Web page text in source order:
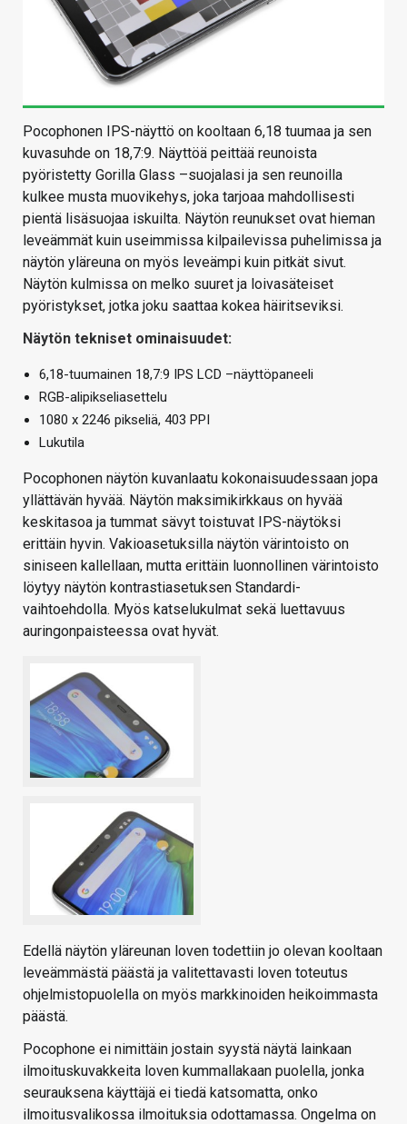
Pocophonen IPS-näyttö on kooltaan 6,18 tuumaa ja sen
kuvasuhde on 18,7:9. Näyttöä peittää reunoista
pyöristetty Gorilla Glass –suojalasi ja sen reunoilla
kulkee musta muovikehys, joka tarjoaa mahdollisesti
pientä lisäsuojaa iskuilta. Näytön reunukset ovat hieman
leveämmät kuin useimmissa kilpailevissa puhelimissa ja
näytön yläreuna on myös leveämpi kuin pitkät sivut.
Näytön kulmissa on melko suuret ja loivasäteiset
pyöristykset, jotka joku saattaa kokea häiritseviksi.
Näytön tekniset ominaisuudet:
6,18-tuumainen 18,7:9 IPS LCD –näyttöpaneeli
RGB-alipikseliasettelu
1080 x 2246 pikseliä, 403 PPI
Lukutila
Pocophonen näytön kuvanlaatu kokonaisuudessaan jopa
yllättävän hyvää. Näytön maksimikirkkaus on hyvää
keskitasoa ja tummat sävyt toistuvat IPS-näytöksi
erittäin hyvin. Vakioasetuksilla näytön värintoisto on
siniseen kallellaan, mutta erittäin luonnollinen värintoisto
löytyy näytön kontrastiasetuksen Standardi-
vaihtoehdolla. Myös katselukulmat sekä luettavuus
auringonpaisteessa ovat hyvät.
Edellä näytön yläreunan loven todettiin jo olevan kooltaan
leveämmästä päästä ja valitettavasti loven toteutus
ohjelmistopuolella on myös markkinoiden heikoimmasta
päästä.
Pocophone ei nimittäin jostain syystä näytä lainkaan
ilmoituskuvakkeita loven kummallakaan puolella, jonka
seurauksena käyttäjä ei tiedä katsomatta, onko
ilmoitusvalikossa ilmoituksia odottamassa. Ongelma on